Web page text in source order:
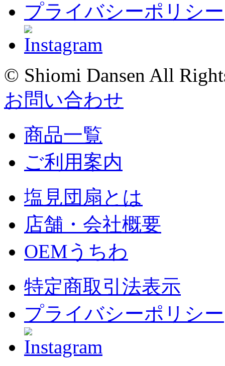
プライバシーポリシー
© Shiomi Dansen All
お問い合わせ
商品一覧
ご利用案内
塩見団扇とは
店舗・会社概要
OEMうちわ
特定商取引法表示
プライバシーポリシー